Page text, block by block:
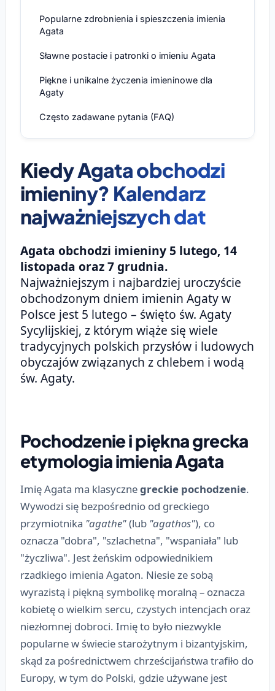
Popularne zdrobnienia i spieszczenia imienia
Agata
Sławne postacie i patronki o imieniu Agata
Piękne i unikalne życzenia imieninowe dla
Agaty
Często zadawane pytania (FAQ)
Kiedy Agata obchodzi
imieniny? Kalendarz
najważniejszych dat
Agata obchodzi imieniny 5 lutego, 14
listopada oraz 7 grudnia.
Najważniejszym i najbardziej uroczyście
obchodzonym dniem imienin Agaty w
Polsce jest 5 lutego – święto św. Agaty
Sycylijskiej, z którym wiąże się wiele
tradycyjnych polskich przysłów i ludowych
obyczajów związanych z chlebem i wodą
św. Agaty.
Pochodzenie i piękna grecka
etymologia imienia Agata
Imię Agata ma klasycznegreckie pochodzenie.
Wywodzi się bezpośrednio od greckiego
przymiotnika "agathe"(lub "agathos"), co
oznacza "dobra", "szlachetna", "wspaniała" lub
"życzliwa". Jest żeńskim odpowiednikiem
rzadkiego imienia Agaton. Niesie ze sobą
wyrazistą i piękną symbolikę moralną – oznacza
kobietę o wielkim sercu, czystych intencjach oraz
niezłomnej dobroci. Imię to było niezwykle
popularne w świecie starożytnym i bizantyjskim,
skąd za pośrednictwem chrześcijaństwa trafiło do
Europy, w tym do Polski, gdzie używane jest